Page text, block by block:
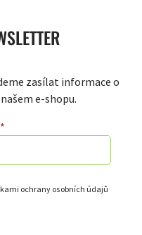
zasílat informace o
e-shopu.
ochrany osobních údajů